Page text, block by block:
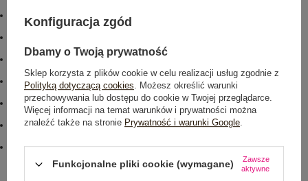
#rękaw:
długi rękaw
okrągły
brak
#cechy dodatkowe:
marszczenia
#skład materiału :
70% wiskoza,30% poliester
#sposób prania :
#modelka:
Modelka ma na sobie rozmiar one size. Wymiary modelki: wzrost 176
cm, biust 90 cm, talia 62 cm, biodra 94 cm
Konfiguracja zgód
Dbamy o Twoją prywatność
Sklep korzysta z plików cookie w celu realizacji usług zgodnie z
Polityką dotyczącą cookies. Możesz określić warunki
przechowywania lub dostępu do cookie w Twojej przeglądarce.
Więcej informacji na temat warunków i prywatności można
znaleźć także na stronie Prywatność i warunki Google.
Funkcjonalne pliki cookie (wymagane)
Zawsze
aktywne